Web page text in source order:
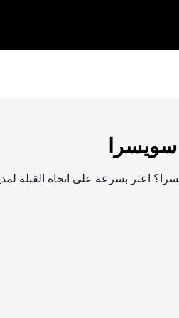
اعثر بسرعة على اتجاه القبلة